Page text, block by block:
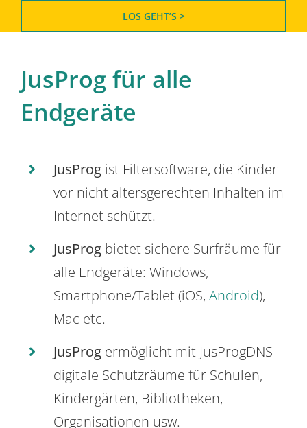
LOS GEHT’S >
JusProg für alle
Endgeräte
JusProg ist Filtersoftware, die Kinder
vor nicht altersgerechten Inhalten im
Internet schützt.
JusProg bietet sichere Surfräume für
alle Endgeräte: Windows,
Smartphone/Tablet (iOS, Android),
Mac etc.
JusProg ermöglicht mit JusProgDNS
digitale Schutzräume für Schulen,
Kindergärten, Bibliotheken,
Organisationen usw.